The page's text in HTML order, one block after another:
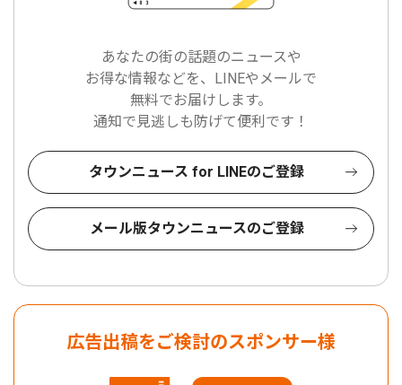
あなたの街の話題のニュースや
お得な情報などを、LINEやメールで
無料でお届けします。
通知で見逃しも防げて便利です！
タウンニュース for LINEのご登録
メール版タウンニュースのご登録
広告出稿をご検討のスポンサー様